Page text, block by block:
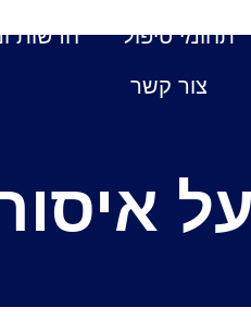
תחומי טיפול חדשות
צור קשר